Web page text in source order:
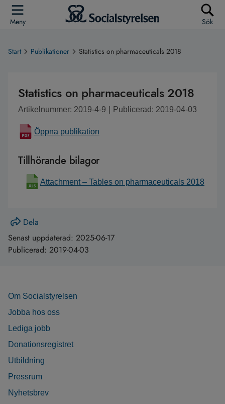
Meny Sök
Start Publikationer Statistics on pharmaceuticals 2018
Statistics on pharmaceuticals 2018
Artikelnummer: 2019-4-9 Publicerad: 2019-04-03
Öppna publikation
Tillhörande bilagor
Attachment – Tables on pharmaceuticals 2018
Dela
Senast uppdaterad: 2025-06-17
Publicerad: 2019-04-03
Om Socialstyrelsen
Jobba hos oss
Lediga jobb
Donationsregistret
Utbildning
Pressrum
Nyhetsbrev